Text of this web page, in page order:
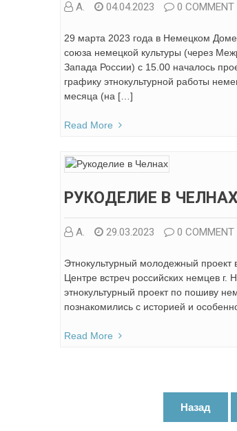
А. 04.04.2023 0 COMMENT
29 марта 2023 года в Немецком
союза немецкой культуры (через
Запада России) с 15.00 началось
графику этнокультурной работы
месяца (на […]
Read More
РУКОДЕЛИЕ В ЧЕЛНАХ
А. 29.03.2023 0 COMMENT
Этнокультурный молодежный
Центре встреч российских немцев
этнокультурный проект по пошиву
познакомились с историей и
Read More
Назад